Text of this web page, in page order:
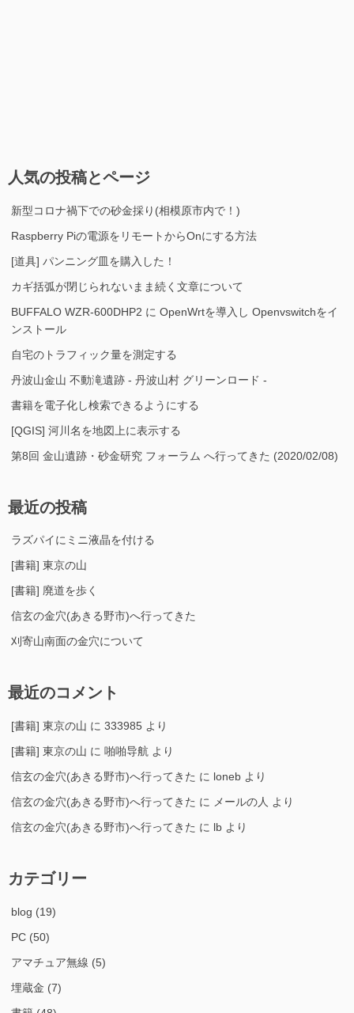
人気の投稿とページ
新型コロナ禍下での砂金採り(相模原市内で！)
Raspberry Piの電源をリモートからOnにする方法
[道具] パンニング皿を購入した！
カギ括弧が閉じられないまま続く文章について
BUFFALO WZR-600DHP2 に OpenWrtを導入し Openvswitchをイ
ンストール
自宅のトラフィック量を測定する
丹波山金山 不動滝遺跡 - 丹波山村 グリーンロード -
書籍を電子化し検索できるようにする
[QGIS] 河川名を地図上に表示する
第8回 金山遺跡・砂金研究 フォーラム へ行ってきた (2020/02/08)
最近の投稿
ラズパイにミニ液晶を付ける
[書籍] 東京の山
[書籍] 廃道を歩く
信玄の金穴(あきる野市)へ行ってきた
刈寄山南面の金穴について
最近のコメント
[書籍] 東京の山 に 333985 より
[書籍] 東京の山 に 啪啪导航 より
信玄の金穴(あきる野市)へ行ってきた に loneb より
信玄の金穴(あきる野市)へ行ってきた に メールの人 より
信玄の金穴(あきる野市)へ行ってきた に lb より
カテゴリー
blog (19)
PC (50)
アマチュア無線 (5)
埋蔵金 (7)